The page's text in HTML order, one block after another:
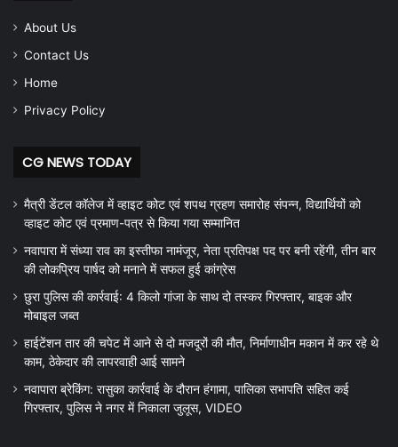
About Us
Contact Us
Home
Privacy Policy
CG NEWS TODAY
मैत्री डेंटल कॉलेज में व्हाइट कोट एवं शपथ ग्रहण समारोह संपन्न, विद्यार्थियों को
व्हाइट कोट एवं प्रमाण-पत्र से किया गया सम्मानित
नवापारा में संध्या राव का इस्तीफा नामंजूर, नेता प्रतिपक्ष पद पर बनी रहेंगी, तीन बार
की लोकप्रिय पार्षद को मनाने में सफल हुई कांग्रेस
छुरा पुलिस की कार्रवाई: 4 किलो गांजा के साथ दो तस्कर गिरफ्तार, बाइक और
मोबाइल जब्त
हाईटेंशन तार की चपेट में आने से दो मजदूरों की मौत, निर्माणाधीन मकान में कर रहे थे
काम, ठेकेदार की लापरवाही आई सामने
नवापारा ब्रेकिंग: रासुका कार्रवाई के दौरान हंगामा, पालिका सभापति सहित कई
गिरफ्तार, पुलिस ने नगर में निकाला जुलूस, VIDEO